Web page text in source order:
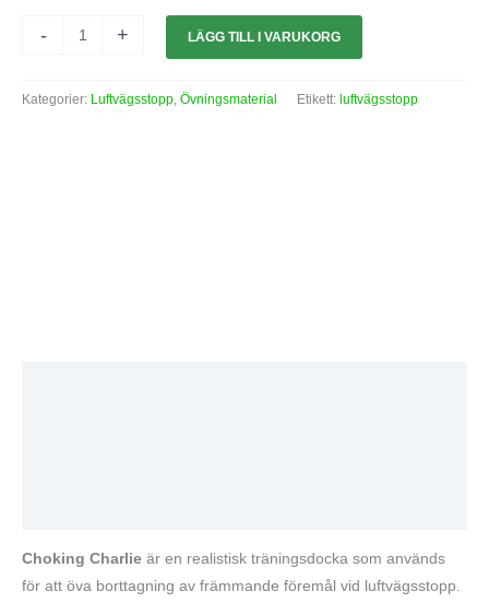
- + LÄGG TILL I VARUKORG
Kategorier: Luftvägsstopp, Övningsmaterial Etikett: luftvägsstopp
Choking Charlie är en realistisk träningsdocka som används
för att öva borttagning av främmande föremål vid luftvägsstopp.